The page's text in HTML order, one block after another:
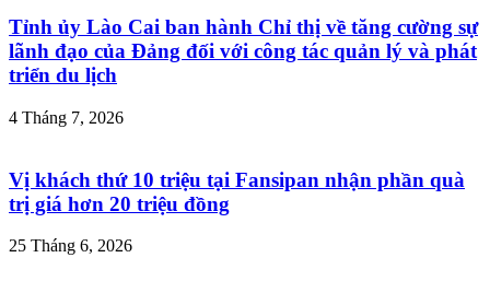
Tỉnh ủy Lào Cai ban hành Chỉ thị về tăng cường sự
lãnh đạo của Đảng đối với công tác quản lý và phát
triển du lịch
4 Tháng 7, 2026
Vị khách thứ 10 triệu tại Fansipan nhận phần quà
trị giá hơn 20 triệu đồng
25 Tháng 6, 2026